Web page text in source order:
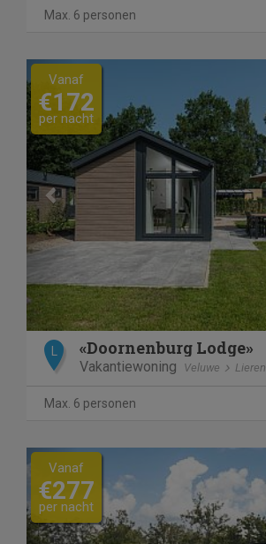
Max. 6 personen
Previous
Vanaf
€172
per nacht
L «Doornenburg Lodge»
Vakantiewoning Veluwe Lieren
Max. 6 personen
Previous
Vanaf
€277
per nacht